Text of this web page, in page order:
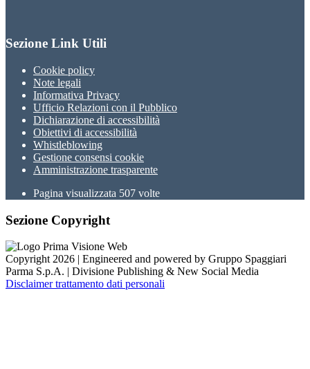
Sezione Link Utili
Cookie policy
Note legali
Informativa Privacy
Ufficio Relazioni con il Pubblico
Dichiarazione di accessibilità
Obiettivi di accessibilità
Whistleblowing
Gestione consensi cookie
Amministrazione trasparente
Pagina visualizzata 507 volte
Sezione Copyright
Copyright 2026 | Engineered and powered by Gruppo Spaggiari
Parma S.p.A. | Divisione Publishing & New Social Media
Disclaimer trattamento dati personali